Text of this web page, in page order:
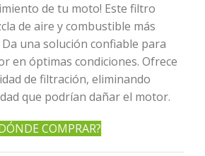
de tu moto! Este filtro
de aire y combustible más
una solución confiable para
en óptimas condiciones. Ofrece
de filtración, eliminando
que podrían dañar el motor.
COMPRAR?